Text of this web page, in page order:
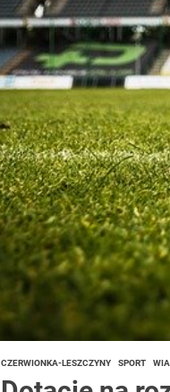
CZERWIONKA-LESZCZYNY SPORT